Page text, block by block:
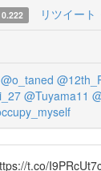
0.222 リツイー
@o_taned
@Tuyama11
t.co/